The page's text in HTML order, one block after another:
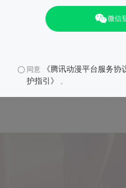
微信
同意 《腾讯动漫平台服务协
护指引》
。